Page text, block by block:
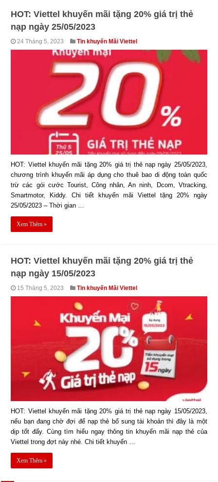
HOT: Viettel khuyến mãi tặng 20% giá trị thẻ
nạp ngày 25/05/2023
24 Tháng 5, 2023 Tin khuyến Mãi Viettel
HOT: Viettel khuyến mãi tặng 20% giá trị thẻ nạp ngày 25/05/2023,
chương trình khuyến mãi áp dụng cho thuê bao di động toàn quốc
trừ các gói cước Tourist, Công nhân, An ninh, Dcom, Vtracking,
Smartmotor, Kiddy. Chi tiết khuyến mãi Viettel tặng 20% ngày
25/05/2023 – Thời gian …
Xem Thêm »
HOT: Viettel khuyến mãi tặng 20% giá trị thẻ
nạp ngày 15/05/2023
15 Tháng 5, 2023 Tin khuyến Mãi Viettel
HOT: Viettel khuyến mãi tặng 20% giá trị thẻ nạp ngày 15/05/2023,
nếu bạn đang chờ đợi để nạp thẻ bổ sung tài khoản thì đây là một
dịp tốt đấy. Cùng tìm hiểu ngay thông tin khuyến mãi nạp thẻ của
Viettel trong đợt này nhé. Chi tiết khuyến …
Xem Thêm »